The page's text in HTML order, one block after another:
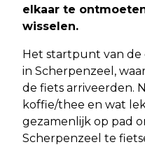
elkaar te
wisselen.
Het startpunt van de
in Scherpenzeel,
de fiets arriveerden.
koffie/thee en wat
gezamenlijk op pad
Scherpenzeel te